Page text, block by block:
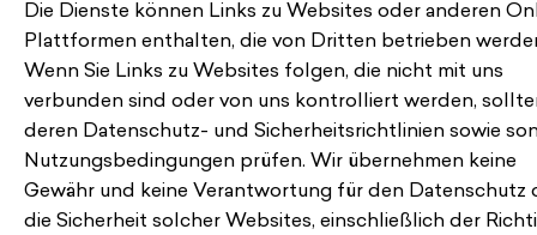
Die Dienste können Links zu Websites oder anderen
Plattformen enthalten, die von Dritten betrieben
Wenn Sie Links zu Websites folgen, die nicht mit uns
verbunden sind oder von uns kontrolliert werden,
deren Datenschutz- und Sicherheitsrichtlinien sowie
Nutzungsbedingungen prüfen. Wir übernehmen keine
Gewähr und keine Verantwortung für den Datenschutz
die Sicherheit solcher Websites, einschließlich der